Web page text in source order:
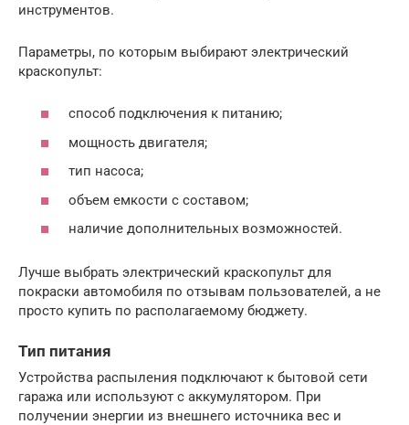
инструментов.
Параметры, по которым выбирают электрический
краскопульт:
способ подключения к питанию;
мощность двигателя;
тип насоса;
объем емкости с составом;
наличие дополнительных возможностей.
Лучше выбрать электрический краскопульт для
покраски автомобиля по отзывам пользователей, а не
просто купить по располагаемому бюджету.
Тип питания
Устройства распыления подключают к бытовой сети
гаража или используют с аккумулятором. При
получении энергии из внешнего источника вес и